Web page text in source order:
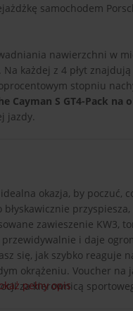
samochodem
nawierzchni w
każdej z 4 płyt
stopniu
Cayman S GT4-Pack
jazdy.
okazja, by
zawieszenie KW3,
i daje
się, jak szybko reaguje
okrążeniu. Voucher na
za kierownicą
pełny opis